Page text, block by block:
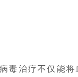
毒治疗不仅能将